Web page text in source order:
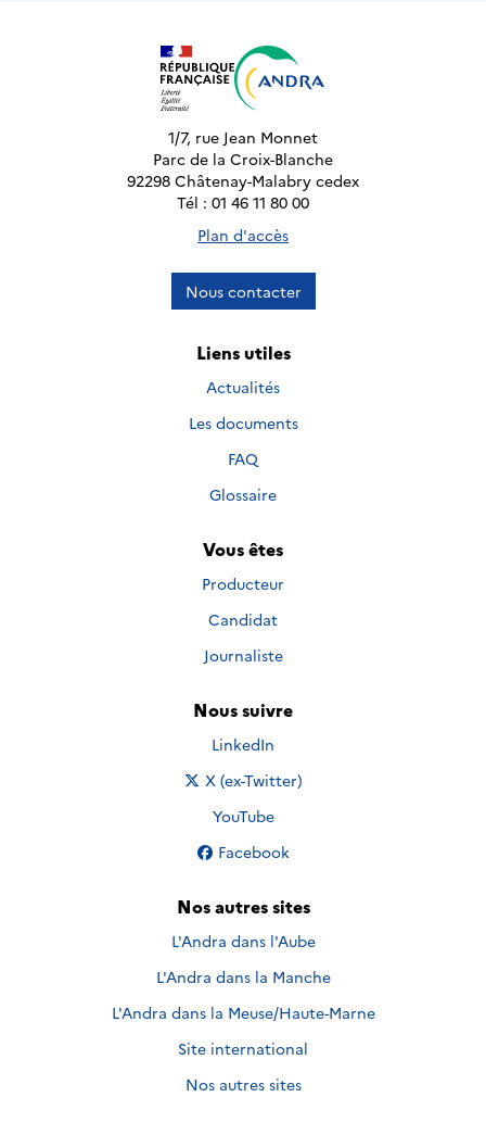
1/7, rue Jean Monnet
Parc de la Croix-Blanche
92298 Châtenay-Malabry cedex
Tél : 01 46 11 80 00
Plan d'accès
Nous contacter
Liens utiles
Actualités
Les documents
FAQ
Glossaire
Vous êtes
Producteur
Candidat
Journaliste
Nous suivre
Nous suivre sur
LinkedIn
Nous suivre sur
X (ex-Twitter)
Nous suivre sur
YouTube
Nous suivre sur
Facebook
Nos autres sites
L'Andra dans l'Aube
L'Andra dans la Manche
L'Andra dans la Meuse/Haute-Marne
Site international
Nos autres sites